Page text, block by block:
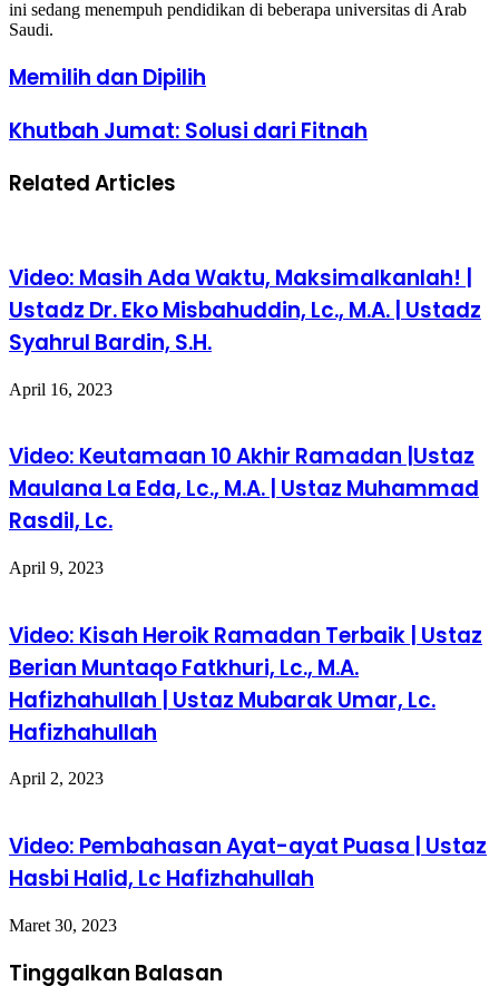
ini sedang menempuh pendidikan di beberapa universitas di Arab
Saudi.
Memilih
dan
Memilih dan Dipilih
Khutbah
Jumat:
dari
Khutbah Jumat: Solusi dari Fitnah
Related Articles
Video: Masih Ada Waktu, Maksimalkanlah! |
Ustadz Dr. Eko Misbahuddin, Lc., M.A. | Ustadz
Syahrul Bardin, S.H.
April 16, 2023
Video: Keutamaan 10 Akhir Ramadan |Ustaz
Maulana La Eda, Lc., M.A. | Ustaz Muhammad
Rasdil, Lc.
April 9, 2023
Video: Kisah Heroik Ramadan Terbaik | Ustaz
Berian Muntaqo Fatkhuri, Lc., M.A.
Hafizhahullah | Ustaz Mubarak Umar, Lc.
Hafizhahullah
April 2, 2023
Video: Pembahasan Ayat-ayat Puasa | Ustaz
Hasbi Halid, Lc Hafizhahullah
Maret 30, 2023
Tinggalkan Balasan